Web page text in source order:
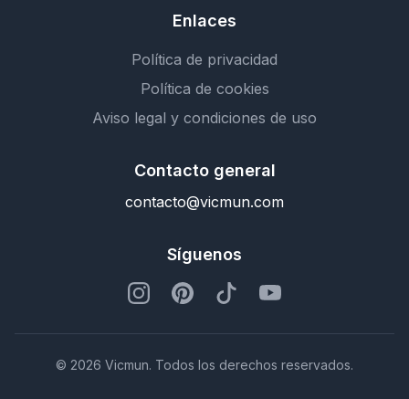
Enlaces
Política de privacidad
Política de cookies
Aviso legal y condiciones de uso
Contacto general
contacto@vicmun.com
Síguenos
© 2026 Vicmun. Todos los derechos reservados.